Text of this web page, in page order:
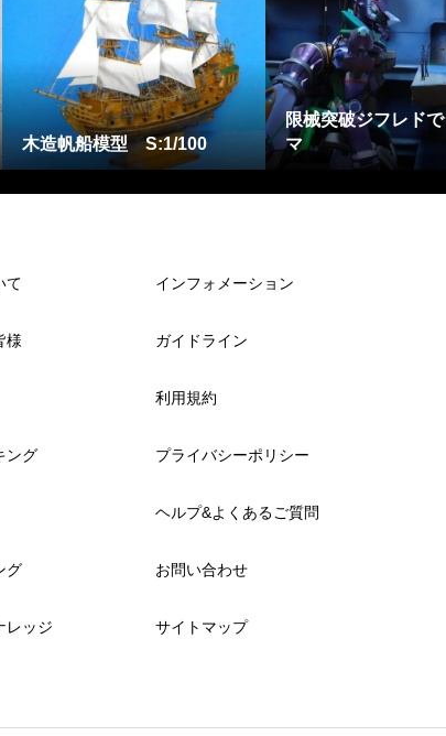
木造帆船模型 S:1/100
限械突破ジフレド
マ
て
様
ング
グ
レッジ
インフォメーション
ガイドライン
利用規約
プライバシーポリシー
ヘルプ&よくあるご質問
お問い合わせ
サイトマップ